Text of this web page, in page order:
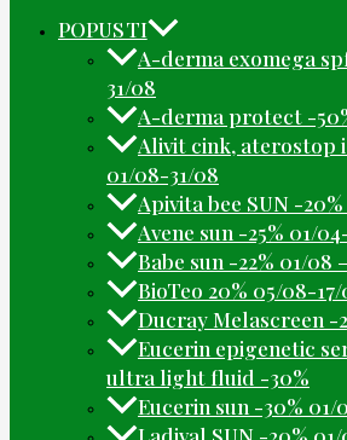
POPUSTI
A-derma exomega
31/08
A-derma protect -
Alivit cink, aterostop
01/08-31/08
Apivita bee SUN -
Avene sun -25% 01/
Babe sun -22% 01/08
BioTeo 20% 05/08-17/
Ducray Melascreen -
Eucerin epigenetic
ultra light fluid -30%
Eucerin sun -30% 01/